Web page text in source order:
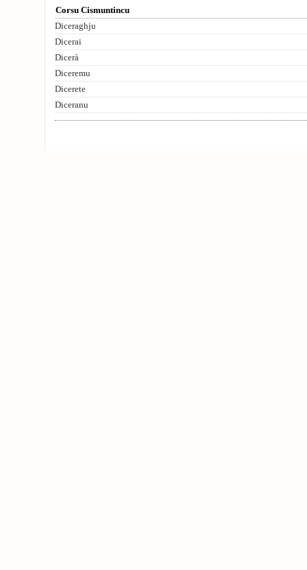
Corsu Cismuntincu
Diceraghju
Dicerai
Dicerà
Diceremu
Dicerete
Diceranu